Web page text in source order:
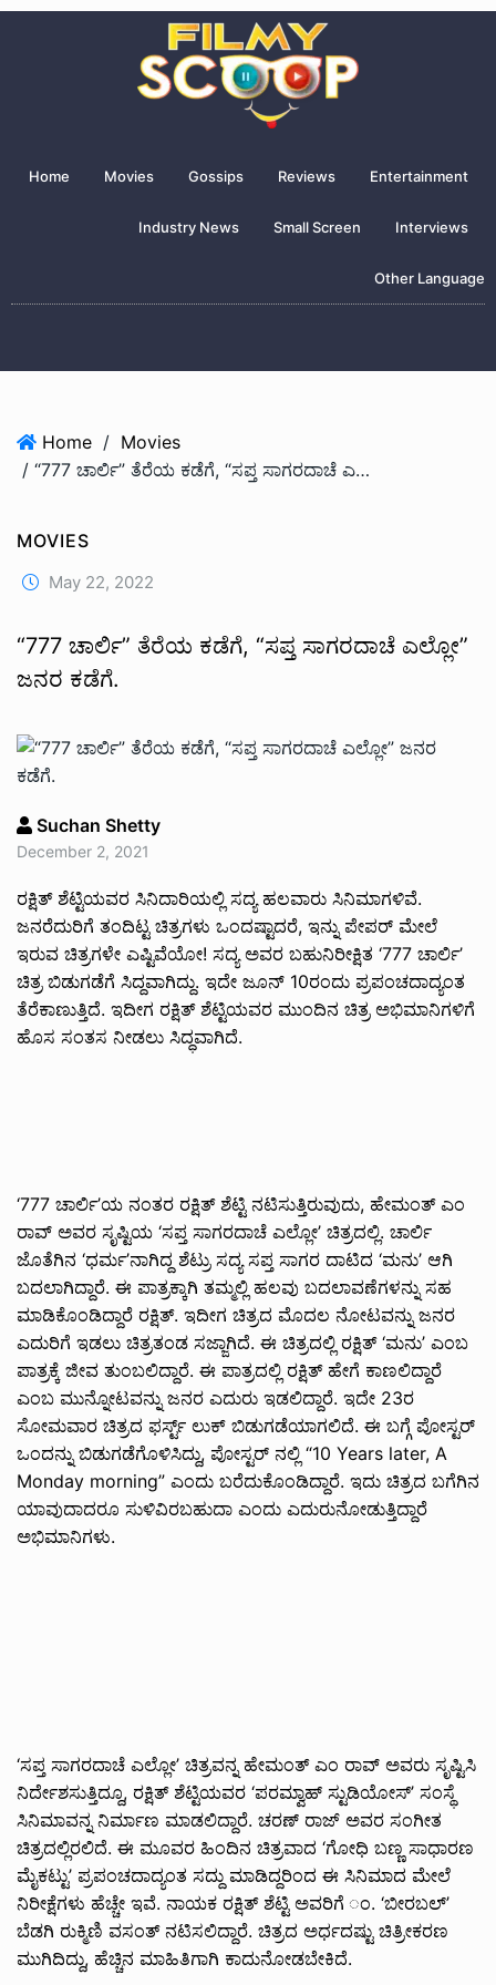
Home Movies Gossips Reviews Entertainment
Industry News Small Screen Interviews
Other Language
Home / Movies
/ “777 ಚಾರ್ಲಿ” ತೆರೆಯ ಕಡೆಗೆ, “ಸಪ್ತ ಸಾಗರದಾಚೆ ಎಲ್ಲೋ” ಜನರ ಕಡೆಗೆ.
MOVIES
May 22, 2022
“777 ಚಾರ್ಲಿ” ತೆರೆಯ ಕಡೆಗೆ, “ಸಪ್ತ ಸಾಗರದಾಚೆ ಎಲ್ಲೋ”
ಜನರ ಕಡೆಗೆ.
Suchan Shetty
December 2, 2021
ರಕ್ಷಿತ್ ಶೆಟ್ಟಿಯವರ ಸಿನಿದಾರಿಯಲ್ಲಿ ಸದ್ಯ ಹಲವಾರು ಸಿನಿಮಾಗಳಿವೆ.
ಜನರೆದುರಿಗೆ ತಂದಿಟ್ಟ ಚಿತ್ರಗಳು ಒಂದಷ್ಟಾದರೆ, ಇನ್ನು ಪೇಪರ್ ಮೇಲೆ
ಇರುವ ಚಿತ್ರಗಳೇ ಎಷ್ಟಿವೆಯೋ! ಸದ್ಯ ಅವರ ಬಹುನಿರೀಕ್ಷಿತ ‘777 ಚಾರ್ಲಿ’
ಚಿತ್ರ ಬಿಡುಗಡೆಗೆ ಸಿದ್ದವಾಗಿದ್ದು. ಇದೇ ಜೂನ್ 10ರಂದು ಪ್ರಪಂಚದಾದ್ಯಂತ
ತೆರೆಕಾಣುತ್ತಿದೆ. ಇದೀಗ ರಕ್ಷಿತ್ ಶೆಟ್ಟಿಯವರ ಮುಂದಿನ ಚಿತ್ರ ಅಭಿಮಾನಿಗಳಿಗೆ
ಹೊಸ ಸಂತಸ ನೀಡಲು ಸಿದ್ಧವಾಗಿದೆ.
‘777 ಚಾರ್ಲಿ’ಯ ನಂತರ ರಕ್ಷಿತ್ ಶೆಟ್ಟಿ ನಟಿಸುತ್ತಿರುವುದು, ಹೇಮಂತ್ ಎಂ
ರಾವ್ ಅವರ ಸೃಷ್ಟಿಯ ‘ಸಪ್ತ ಸಾಗರದಾಚೆ ಎಲ್ಲೋ’ ಚಿತ್ರದಲ್ಲಿ. ಚಾರ್ಲಿ
ಜೊತೆಗಿನ ‘ಧರ್ಮ’ನಾಗಿದ್ದ ಶೆಟ್ರು ಸದ್ಯ ಸಪ್ತ ಸಾಗರ ದಾಟಿದ ‘ಮನು’ ಆಗಿ
ಬದಲಾಗಿದ್ದಾರೆ. ಈ ಪಾತ್ರಕ್ಕಾಗಿ ತಮ್ಮಲ್ಲಿ ಹಲವು ಬದಲಾವಣೆಗಳನ್ನು ಸಹ
ಮಾಡಿಕೊಂಡಿದ್ದಾರೆ ರಕ್ಷಿತ್. ಇದೀಗ ಚಿತ್ರದ ಮೊದಲ ನೋಟವನ್ನು ಜನರ
ಎದುರಿಗೆ ಇಡಲು ಚಿತ್ರತಂಡ ಸಜ್ಜಾಗಿದೆ. ಈ ಚಿತ್ರದಲ್ಲಿ ರಕ್ಷಿತ್ ‘ಮನು’ ಎಂಬ
ಪಾತ್ರಕ್ಕೆ ಜೀವ ತುಂಬಲಿದ್ದಾರೆ. ಈ ಪಾತ್ರದಲ್ಲಿ ರಕ್ಷಿತ್ ಹೇಗೆ ಕಾಣಲಿದ್ದಾರೆ
ಎಂಬ ಮುನ್ನೋಟವನ್ನು ಜನರ ಎದುರು ಇಡಲಿದ್ದಾರೆ. ಇದೇ 23ರ
ಸೋಮವಾರ ಚಿತ್ರದ ಫರ್ಸ್ಟ್ ಲುಕ್ ಬಿಡುಗಡೆಯಾಗಲಿದೆ. ಈ ಬಗ್ಗೆ ಪೋಸ್ಟರ್
ಒಂದನ್ನು ಬಿಡುಗಡೆಗೊಳಿಸಿದ್ದು, ಪೋಸ್ಟರ್ ನಲ್ಲಿ “10 Years later, A
Monday morning” ಎಂದು ಬರೆದುಕೊಂಡಿದ್ದಾರೆ. ಇದು ಚಿತ್ರದ ಬಗೆಗಿನ
ಯಾವುದಾದರೂ ಸುಳಿವಿರಬಹುದಾ ಎಂದು ಎದುರುನೋಡುತ್ತಿದ್ದಾರೆ
ಅಭಿಮಾನಿಗಳು.
‘ಸಪ್ತ ಸಾಗರದಾಚೆ ಎಲ್ಲೋ’ ಚಿತ್ರವನ್ನ ಹೇಮಂತ್ ಎಂ ರಾವ್ ಅವರು ಸೃಷ್ಟಿಸಿ
ನಿರ್ದೇಶಸುತ್ತಿದ್ದೂ, ರಕ್ಷಿತ್ ಶೆಟ್ಟಿಯವರ ‘ಪರಮ್ವಾಹ್ ಸ್ಟುಡಿಯೋಸ್’ ಸಂಸ್ಥೆ
ಸಿನಿಮಾವನ್ನ ನಿರ್ಮಾಣ ಮಾಡಲಿದ್ದಾರೆ. ಚರಣ್ ರಾಜ್ ಅವರ ಸಂಗೀತ
ಚಿತ್ರದಲ್ಲಿರಲಿದೆ. ಈ ಮೂವರ ಹಿಂದಿನ ಚಿತ್ರವಾದ ‘ಗೋಧಿ ಬಣ್ಣ ಸಾಧಾರಣ
ಮೈಕಟ್ಟು’ ಪ್ರಪಂಚದಾದ್ಯಂತ ಸದ್ದು ಮಾಡಿದ್ದರಿಂದ ಈ ಸಿನಿಮಾದ ಮೇಲೆ
ನಿರೀಕ್ಷೆಗಳು ಹೆಚ್ಚೇ ಇವೆ. ನಾಯಕ ರಕ್ಷಿತ್ ಶೆಟ್ಟಿ ಅವರಿಗೆ ಂ. ‘ಬೀರಬಲ್’
ಬೆಡಗಿ ರುಕ್ಮಿಣಿ ವಸಂತ್ ನಟಿಸಲಿದ್ದಾರೆ. ಚಿತ್ರದ ಅರ್ಧದಷ್ಟು ಚಿತ್ರೀಕರಣ
ಮುಗಿದಿದ್ದು, ಹೆಚ್ಚಿನ ಮಾಹಿತಿಗಾಗಿ ಕಾದುನೋಡಬೇಕಿದೆ.